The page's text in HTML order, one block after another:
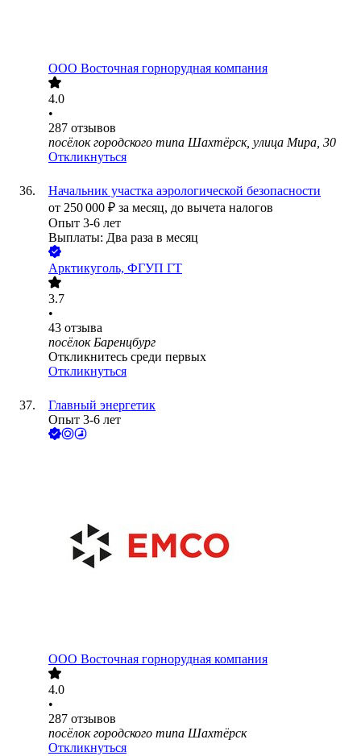
ООО Восточная горнорудная компания
4.0
•
287 отзывов
посёлок городского типа Шахтёрск, улица Мира, 30
Откликнуться
Начальник участка аэрологической безопасности
от 250 000 ₽ за месяц, до вычета налогов
Опыт 3-6 лет
Выплаты: Два раза в месяц
Арктикуголь, ФГУП ГТ
3.7
•
43 отзыва
посёлок Баренцбург
Откликнитесь среди первых
Откликнуться
Главный энергетик
Опыт 3-6 лет
ООО Восточная горнорудная компания
4.0
•
287 отзывов
посёлок городского типа Шахтёрск
Откликнуться